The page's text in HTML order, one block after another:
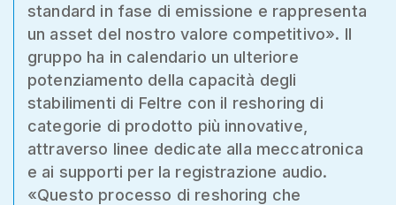
standard in fase di emissione e rappresenta
un asset del nostro valore competitivo». Il
gruppo ha in calendario un ulteriore
potenziamento della capacità degli
stabilimenti di Feltre con il reshoring di
categorie di prodotto più innovative,
attraverso linee dedicate alla meccatronica
e ai supporti per la registrazione audio.
«Questo processo di reshoring che